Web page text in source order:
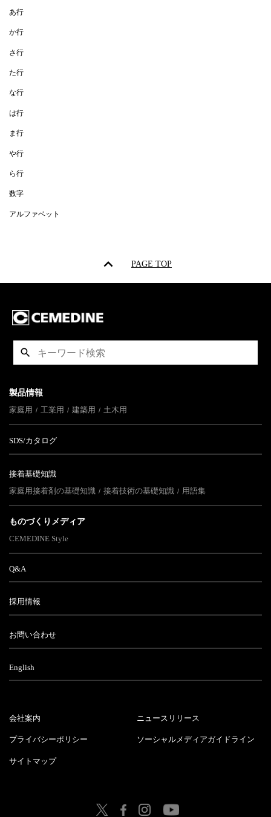
あ行
か行
さ行
た行
な行
は行
ま行
や行
ら行
数字
アルファベット
PAGE TOP
製品情報
家庭用
工業用 建築用 土木用
SDS/カタログ
接着基礎知識
家庭用接着剤の基礎知識
接着技術の基礎知識 用語集
ものづくりメディア
CEMEDINE Style
Q&A
採用情報
お問い合わせ
English
会社案内 ニュースリリース
プライバシーポリシー ソーシャルメディアガイドライン
サイトマップ